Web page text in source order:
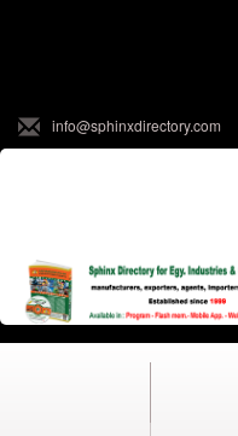
info@sphinxdirectory.com